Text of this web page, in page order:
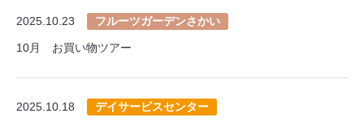
2025.10.23 フルーツガーデンさかい
10月 お買い物ツアー
2025.10.18 デイサービスセンター